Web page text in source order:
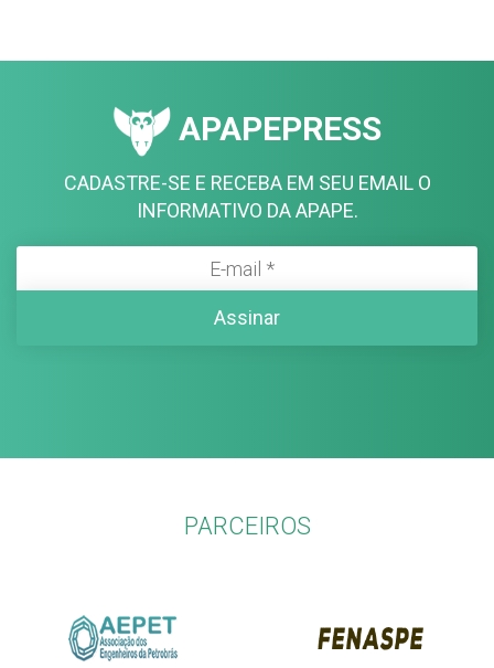
APAPEPRESS
CADASTRE-SE E RECEBA EM SEU EMAIL O
INFORMATIVO DA APAPE.
PARCEIROS